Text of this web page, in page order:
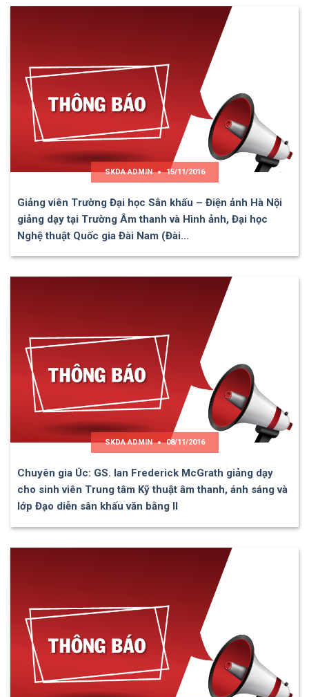
SKDA ADMIN 15/11/2016
Giảng viên Trường Đại học Sân khấu – Điện ảnh Hà Nội
giảng dạy tại Trường Âm thanh và Hình ảnh, Đại học
Nghệ thuật Quốc gia Đài Nam (Đài…
SKDA ADMIN 08/11/2016
Chuyên gia Úc: GS. Ian Frederick McGrath giảng dạy
cho sinh viên Trung tâm Kỹ thuật âm thanh, ánh sáng và
lớp Đạo diễn sân khấu văn bằng II